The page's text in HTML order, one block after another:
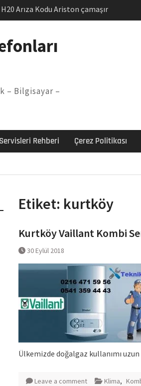
H20 Arıza Kodu Ariston çamaşır
makinesi Sorunu
Arçelik buzdolabı F5 Hatası Çözüm
Ferroli klima E3 Arızası Çözümü
– Bilgisayar –
Rehberi Çerez Politikası
Etiket: kurtköy
Kurtköy Vaillant Kombi
30 Eylül 2018
Ülkemizde doğalgaz kullanımı uzun
Leave a comment Klima,